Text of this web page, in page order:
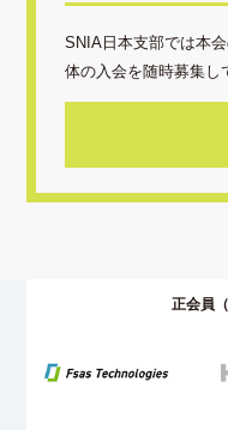
SNIA日本支部では本
体の入会を随時募集し
正会員